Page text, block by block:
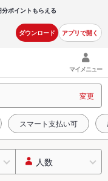
ポイントもらえる
ダウンロード アプリで開く
マイメニュー
変更
スマート支払い可
人数